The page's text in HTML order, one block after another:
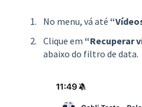
No menu, vá até
Clique em “Recuperar
abaixo do filtro de data.